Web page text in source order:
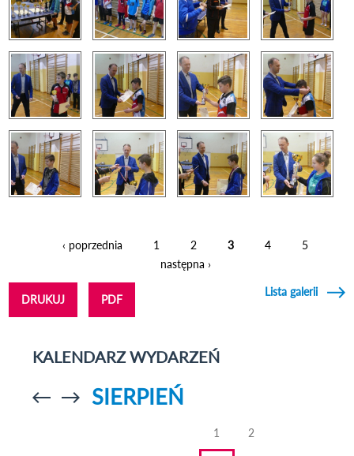
‹ poprzednia 1 2 3 4
5
następna ›
DRUKUJ PDF
Lista galerii
KALENDARZ WYDARZEŃ
Przejdź doPrzejdź do
SIERPIEŃ
1 2